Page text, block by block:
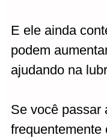
E ele ainda
podem
ajudando na
Se você passar
frequentemente